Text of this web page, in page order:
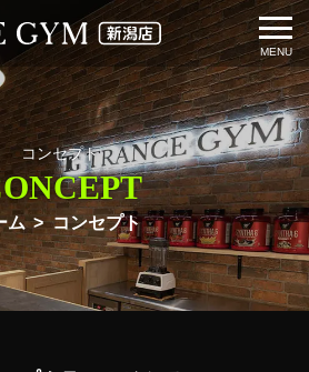
コンセプト
ム コンセプト